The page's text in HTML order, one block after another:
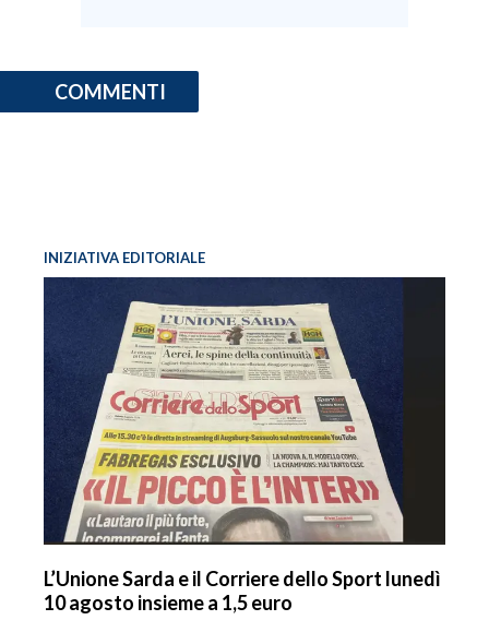
COMMENTI
INIZIATIVA EDITORIALE
L’Unione Sarda e il Corriere dello Sport lunedì
10 agosto insieme a 1,5 euro